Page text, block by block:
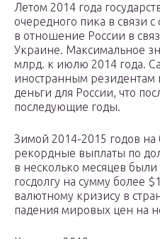
Летом 2014 года
очередного пика в связи
в отношение России в
Украине. Максимальное
млрд. к июлю 2014 года.
иностранным резидентам
деньги для России, что
последующие годы.
Зимой 2014-2015 годов
рекордные выплаты по
в несколько месяцев
госдолгу на сумму более
валютному кризису в
падения мировых цен на